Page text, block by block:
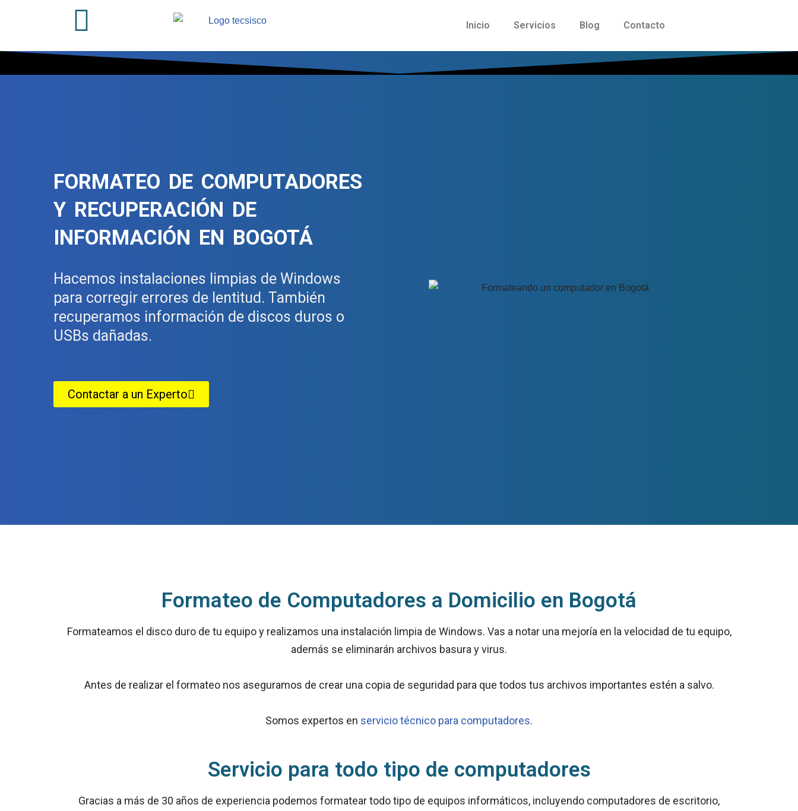
al
Inicio Servicios Blog Contacto
FORMATEO DE COMPUTADORES
Y RECUPERACIÓN DE
INFORMACIÓN EN BOGOTÁ
Hacemos instalaciones limpias de Windows
para corregir errores de lentitud. También
recuperamos información de discos duros o
USBs dañadas.
Contactar a un Experto
Formateo de Computadores a Domicilio en Bogotá
Formateamos el disco duro de tu equipo y realizamos una instalación limpia de Windows. Vas a notar una mejoría en la velocidad de tu equipo,
además se eliminarán archivos basura y virus.
Antes de realizar el formateo nos aseguramos de crear una copia de seguridad para que todos tus archivos importantes estén a salvo.
Somos expertos en servicio técnico para computadores.
Servicio para todo tipo de computadores
Gracias a más de 30 años de experiencia podemos formatear todo tipo de equipos informáticos, incluyendo computadores de escritorio,